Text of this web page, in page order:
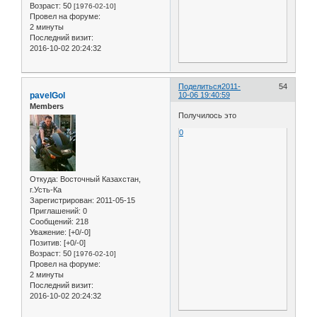
Возраст: 50 [1976-02-10]
Провел на форуме:
2 минуты
Последний визит:
2016-10-02 20:24:32
Поделиться 54
2011-
10-06 19:40:59
pavelGol
Members
Откуда: Восточный Казахстан,
г.Усть-Ка
Зарегистрирован: 2011-05-15
Приглашений: 0
Сообщений: 218
Уважение: [+0/-0]
Позитив: [+0/-0]
Возраст: 50 [1976-02-10]
Провел на форуме:
2 минуты
Последний визит:
2016-10-02 20:24:32
Получилось это
0